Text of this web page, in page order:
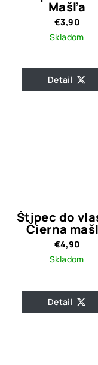
Mašľa
€3,90
Skladom
Detail
Štipec do
Čierna
€4,90
Skladom
Detail